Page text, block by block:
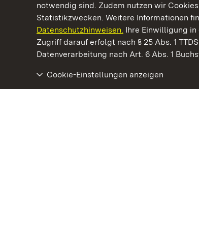
notwendig sind. Zudem nutzen wir
Statistikzwecken. Weitere Informationen
Datenschutzhinweisen. Ihre Einwilligung
Zugriff darauf erfolgt nach § 25 Abs. 1
Datenverarbeitung nach Art. 6 Abs. 1
Cookie-Einstellungen anzeigen
Kommen. Staunen. Genießen.